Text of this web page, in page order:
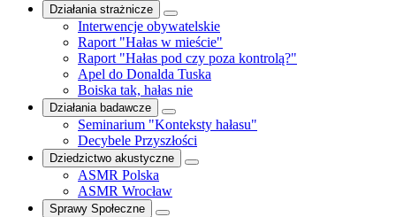
Działania strażnicze
Interwencje obywatelskie
Raport "Hałas w mieście"
Raport "Hałas pod czy poza kontrolą?"
Apel do Donalda Tuska
Boiska tak, hałas nie
Działania badawcze
Seminarium "Konteksty hałasu"
Decybele Przyszłości
Dziedzictwo akustyczne
ASMR Polska
ASMR Wrocław
Sprawy Społeczne